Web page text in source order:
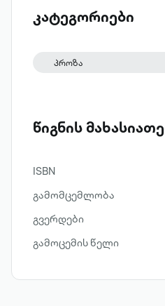
რომანტიკულ
თავისუფლდება
ნორმებისგან.
კატეგორიები
პროზა
წიგნის
ISBN
გამომცემლობა
გვერდები
გამოცემის წელი